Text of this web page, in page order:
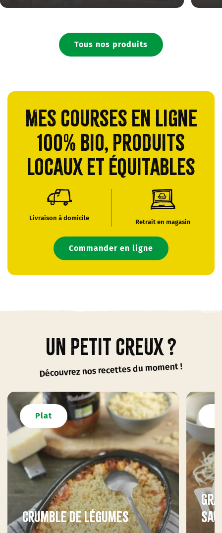
Tous nos produits
Mes courses en ligne
100% bio, produits
locaux et équitables
Livraison à domicile
Retrait en magasin
Commander en ligne
Un petit creux ?
Découvrez nos recettes du moment !
Crumble de légumes
Plat